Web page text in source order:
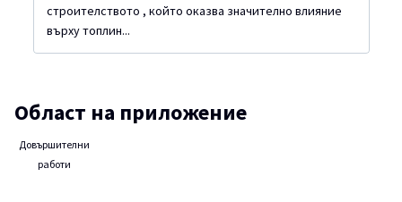
строителството , който оказва значително влияние
върху топлин...
Област на приложение
Довършителни
работи